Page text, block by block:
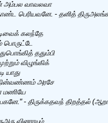
வாவலவா
பெரியவனே. - தனித்
கலந்தே
பொருட்டே
ததும்பி
விழுங்கிக்
யாது
அரசே
மணியே
- திருக்கதவந் திறத்தல்
வினராயும்